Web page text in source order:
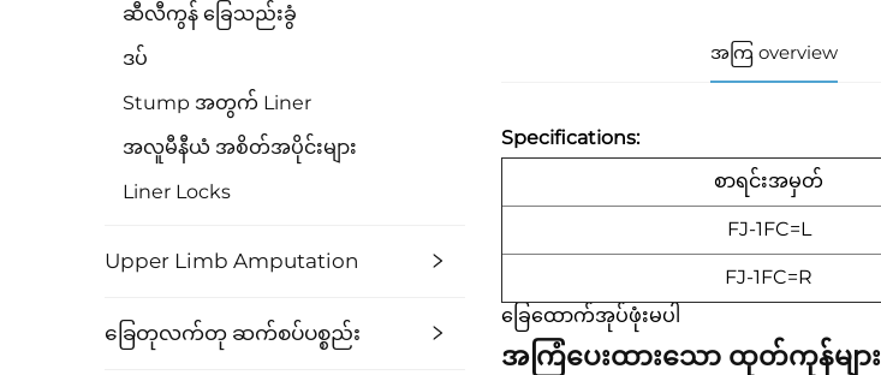
ဆီလီကွန် ခြေသည်းခွံ
ဒပ်
Stump အတွက် Liner
အလူမီနီယံ အစိတ်အပိုင်းများ
Liner Locks
Upper Limb Amputation
ခြေတုလက်တု ဆက်စပ်ပစ္စည်း
အကြ overview
Specifications:
စာရင်းအမှတ်
FJ-1FC=L
FJ-1FC=R
ခြေထောက်အုပ်ဖုံးမပါ
အကြံပေးထားသော ထုတ်ကုန်များ